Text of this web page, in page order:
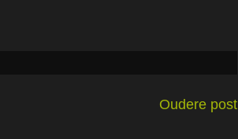
Oudere post